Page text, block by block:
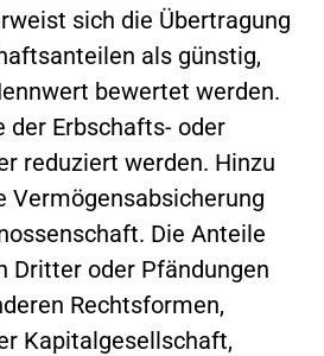
sich die Übertragung
als günstig,
bewertet werden.
der Erbschafts- oder
reduziert werden. Hinzu
Vermögensabsicherung
Die Anteile
Dritter oder Pfändungen
Rechtsformen,
Kapitalgesellschaft,